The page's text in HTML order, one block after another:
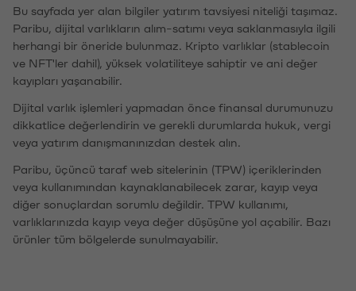
Bu sayfada yer alan bilgiler yatırım tavsiyesi niteliği taşımaz.
Paribu, dijital varlıkların alım-satımı veya saklanmasıyla ilgili
herhangi bir öneride bulunmaz. Kripto varlıklar (stablecoin
ve NFT'ler dahil), yüksek volatiliteye sahiptir ve ani değer
kayıpları yaşanabilir.
Dijital varlık işlemleri yapmadan önce finansal durumunuzu
dikkatlice değerlendirin ve gerekli durumlarda hukuk, vergi
veya yatırım danışmanınızdan destek alın.
Paribu, üçüncü taraf web sitelerinin (TPW) içeriklerinden
veya kullanımından kaynaklanabilecek zarar, kayıp veya
diğer sonuçlardan sorumlu değildir. TPW kullanımı,
varlıklarınızda kayıp veya değer düşüşüne yol açabilir. Bazı
ürünler tüm bölgelerde sunulmayabilir.